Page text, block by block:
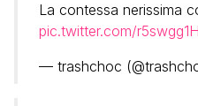
La contessa nerissima
pic.twitter.com/
— trashchoc